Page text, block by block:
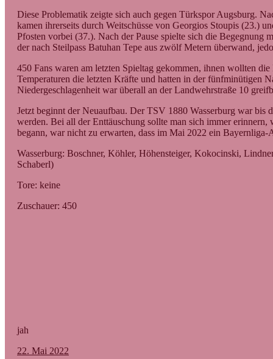
Diese Problematik zeigte sich auch gegen Türkspor Augsburg.
kamen ihrerseits durch Weitschüsse von Georgios Stoupis (23.)
Pfosten vorbei (37.). Nach der Pause spielte sich die
der nach Steilpass Batuhan Tepe aus zwölf Metern überwand,
450 Fans waren am letzten Spieltag gekommen, ihnen wollten
Temperaturen die letzten Kräfte und hatten in der fünfminütigen
Niedergeschlagenheit war überall an der Landwehrstraße 10
Jetzt beginnt der Neuaufbau. Der TSV 1880 Wasserburg war bis
werden. Bei all der Enttäuschung sollte man sich immer
begann, war nicht zu erwarten, dass im Mai 2022 ein Bayernliga-
Wasserburg: Boschner, Köhler, Höhensteiger, Kokocinski,
Schaberl)
Tore: keine
Zuschauer: 450
jah
22. Mai 2022